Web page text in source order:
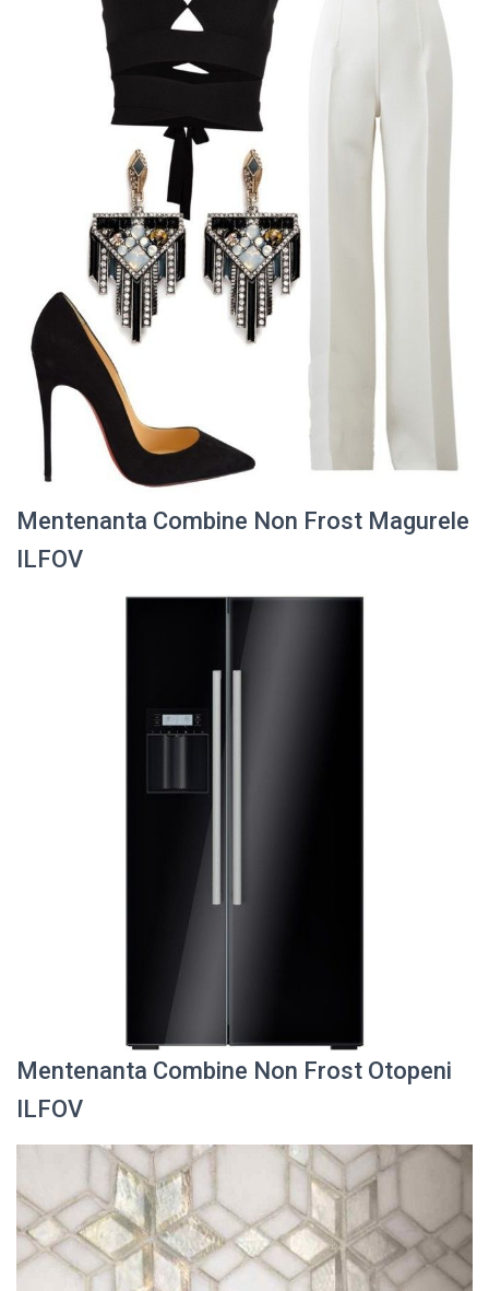
Mentenanta Combine Non Frost Magurele
ILFOV
Mentenanta Combine Non Frost Otopeni
ILFOV